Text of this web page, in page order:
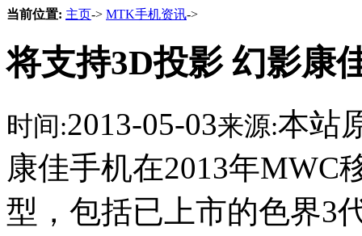
当前位置: 主页-> MTK手机资讯->
将支持3D投影 幻影康
时间:2013-05-03来源:本站
康佳手机在2013年MWC
型，包括已上市的色界3